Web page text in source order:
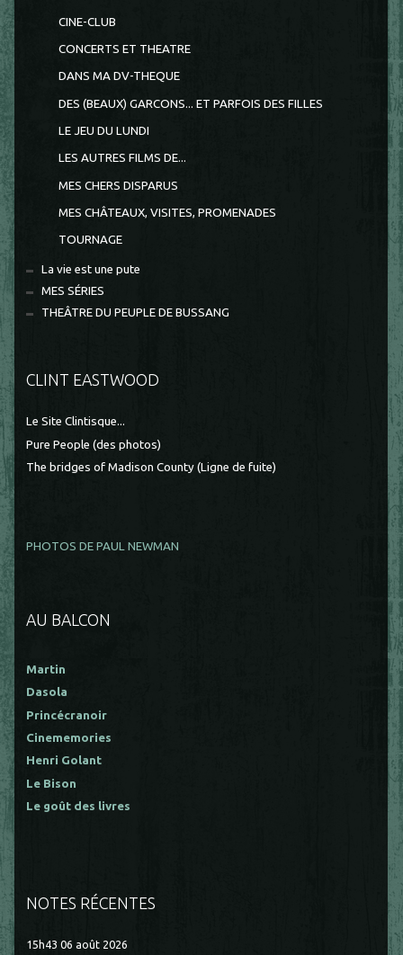
CINE-CLUB
CONCERTS ET THEATRE
DANS MA DV-THEQUE
DES (BEAUX) GARCONS... ET PARFOIS DES FILLES
LE JEU DU LUNDI
LES AUTRES FILMS DE...
MES CHERS DISPARUS
MES CHÂTEAUX, VISITES, PROMENADES
TOURNAGE
La vie est une pute
MES SÉRIES
THEÂTRE DU PEUPLE DE BUSSANG
CLINT EASTWOOD
Le Site Clintisque...
Pure People (des photos)
The bridges of Madison County (Ligne de fuite)
PHOTOS DE PAUL NEWMAN
AU BALCON
Martin
Dasola
Princécranoir
Cinememories
Henri Golant
Le Bison
Le goût des livres
NOTES RÉCENTES
15h43 06 août 2026